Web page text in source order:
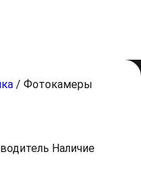
/ Фотокамеры
Наличие